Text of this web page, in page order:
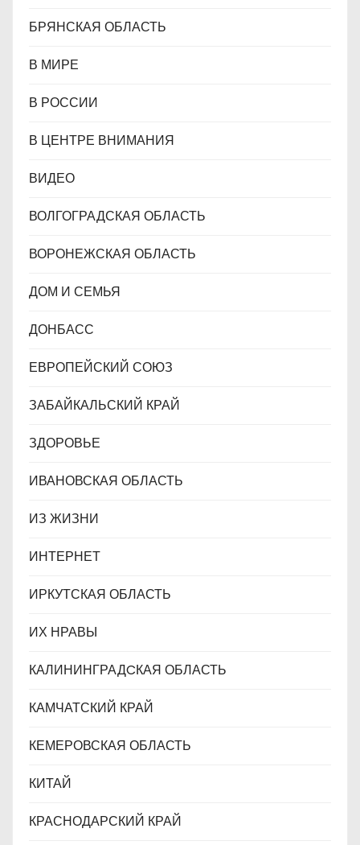
БРЯНСКАЯ ОБЛАСТЬ
В МИРЕ
В РОССИИ
В ЦЕНТРЕ ВНИМАНИЯ
ВИДЕО
ВОЛГОГРАДСКАЯ ОБЛАСТЬ
ВОРОНЕЖСКАЯ ОБЛАСТЬ
ДОМ И СЕМЬЯ
ДОНБАСС
ЕВРОПЕЙСКИЙ СОЮЗ
ЗАБАЙКАЛЬСКИЙ КРАЙ
ЗДОРОВЬЕ
ИВАНОВСКАЯ ОБЛАСТЬ
ИЗ ЖИЗНИ
ИНТЕРНЕТ
ИРКУТСКАЯ ОБЛАСТЬ
ИХ НРАВЫ
КАЛИНИНГРАДCКАЯ ОБЛАСТЬ
КАМЧАТСКИЙ КРАЙ
КЕМЕРОВСКАЯ ОБЛАСТЬ
КИТАЙ
КРАСНОДАРСКИЙ КРАЙ